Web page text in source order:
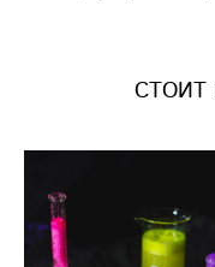
СТОИТ